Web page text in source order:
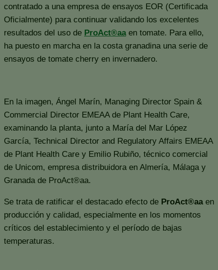
contratado a una empresa de ensayos EOR (Certificada
Oficialmente) para continuar validando los excelentes
resultados del uso de ProAct®aaen tomate. Para ello,
ha puesto en marcha en la costa granadina una serie de
ensayos de tomate cherry en invernadero.
En la imagen, Ángel Marín, Managing Director Spain &
Commercial Director EMEAA de Plant Health Care,
examinando la planta, junto a María del Mar López
García, Technical Director and Regulatory Affairs EMEAA
de Plant Health Care y Emilio Rubiño, técnico comercial
de Unicom, empresa distribuidora en Almería, Málaga y
Granada de ProAct®aa.
Se trata de ratificar el destacado efecto de ProAct®aaen
producción y calidad, especialmente en los momentos
críticos del establecimiento y el período de bajas
temperaturas.